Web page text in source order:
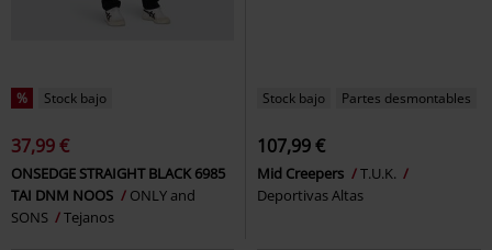
% Stock bajo
37,99 €
ONSEDGE STRAIGHT BLACK 6985
TAI DNM NOOS
ONLY and
SONS
Tejanos
Stock bajo Partes desmontables
107,99 €
Mid Creepers
T.U.K.
Deportivas Altas